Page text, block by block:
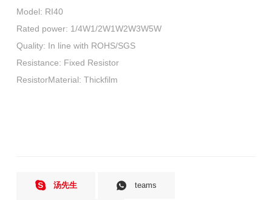
Model: RI40
Rated power: 1/4W1/2W1W2W3W5W
Quality: In line with ROHS/SGS
Resistance: Fixed Resistor
汤先生 teams